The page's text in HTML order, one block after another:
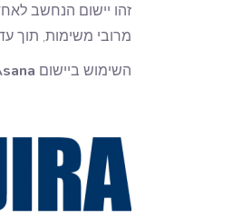
זהו יישום הנחשב
מרובי משימות, תוך
השימוש ביישום